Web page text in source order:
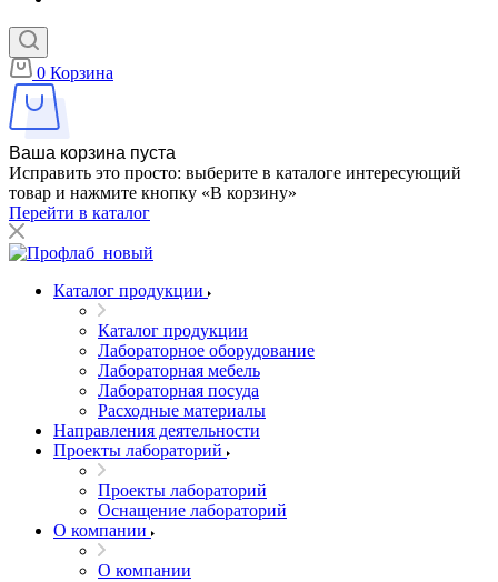
0 Корзина
Ваша корзина пуста
Исправить это просто: выберите в каталоге интересующий
товар и нажмите кнопку «В корзину»
Перейти в каталог
Каталог продукции
Каталог продукции
Лабораторное оборудование
Лабораторная мебель
Лабораторная посуда
Расходные материалы
Направления деятельности
Проекты лабораторий
Проекты лабораторий
Оснащение лабораторий
О компании
О компании